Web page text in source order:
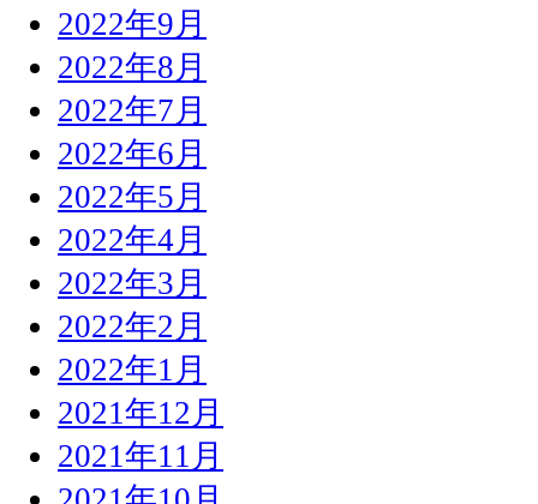
2022年9月
2022年8月
2022年7月
2022年6月
2022年5月
2022年4月
2022年3月
2022年2月
2022年1月
2021年12月
2021年11月